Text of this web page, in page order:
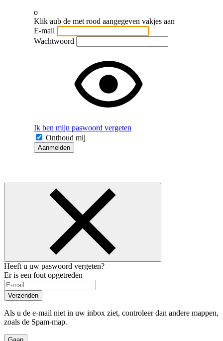
o
Klik aub de met rood aangegeven vakjes aan
E-mail
Wachtwoord
Ik ben mijn paswoord vergeten
Onthoud mij
Aanmelden
Heeft u uw paswoord vergeten?
Er is een fout opgetreden
Verzenden
Als u de e-mail niet in uw inbox ziet, controleer dan andere mappen,
zoals de Spam-map.